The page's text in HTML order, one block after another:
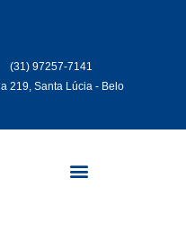
(31) 97257-7141
219, Santa Lúcia - Belo